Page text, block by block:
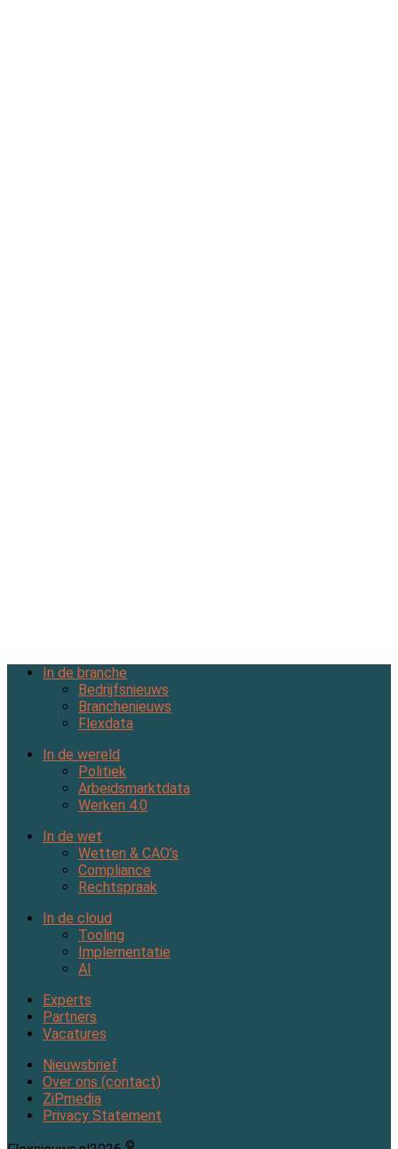
In de branche
Bedrijfsnieuws
Branchenieuws
Flexdata
In de wereld
Politiek
Arbeidsmarktdata
Werken 4.0
In de wet
Wetten & CAO’s
Compliance
Rechtspraak
In de cloud
Tooling
Implementatie
AI
Experts
Partners
Vacatures
Nieuwsbrief
Over ons (contact)
ZiPmedia
Privacy Statement
©